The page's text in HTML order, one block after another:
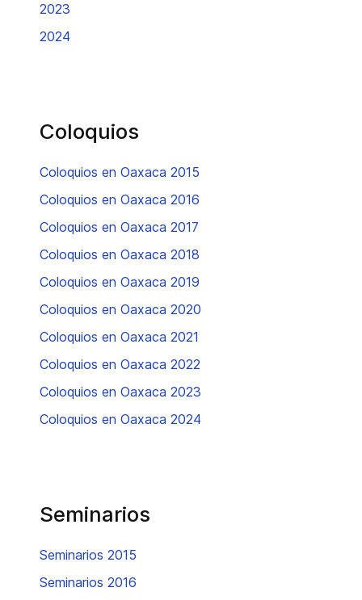
2023
2024
Coloquios
Coloquios en Oaxaca 2015
Coloquios en Oaxaca 2016
Coloquios en Oaxaca 2017
Coloquios en Oaxaca 2018
Coloquios en Oaxaca 2019
Coloquios en Oaxaca 2020
Coloquios en Oaxaca 2021
Coloquios en Oaxaca 2022
Coloquios en Oaxaca 2023
Coloquios en Oaxaca 2024
Seminarios
Seminarios 2015
Seminarios 2016